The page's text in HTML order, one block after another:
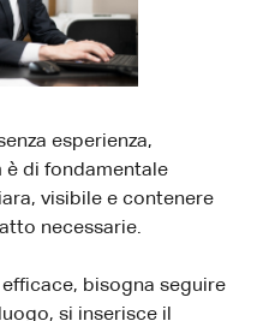
esperienza,
è di fondamentale
visibile e contenere
necessarie.
bisogna seguire
si inserisce il